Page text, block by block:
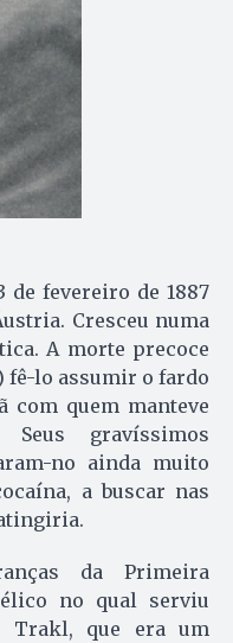
de fevereiro de 1887
Cresceu numa
A morte precoce
fê-lo assumir o fardo
com quem manteve
Seus gravíssimos
no ainda muito
a buscar nas
da Primeira
no qual serviu
Trakl, que era um